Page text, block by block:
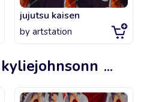
jujutsu kaisen
by artstation
kyliejohnsonn ...